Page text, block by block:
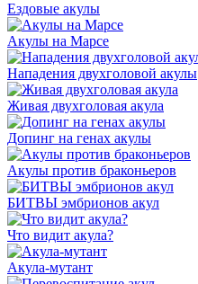
Ездовые акулы
Акулы на Марсе
Нападения двухголовой акулы
Живая двухголовая акула
Допинг на генах акулы
Акулы против браконьеров
БИТВЫ эмбрионов акул
Что видит акула?
Акула-мутант